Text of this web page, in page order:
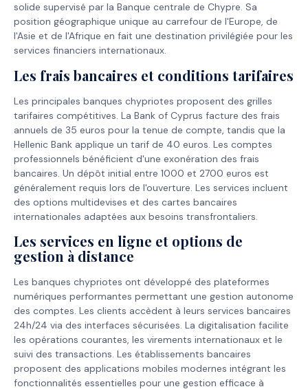
solide supervisé par la Banque centrale de Chypre. Sa
position géographique unique au carrefour de l'Europe, de
l'Asie et de l'Afrique en fait une destination privilégiée pour les
services financiers internationaux.
Les frais bancaires et conditions tarifaires
Les principales banques chypriotes proposent des grilles
tarifaires compétitives. La Bank of Cyprus facture des frais
annuels de 35 euros pour la tenue de compte, tandis que la
Hellenic Bank applique un tarif de 40 euros. Les comptes
professionnels bénéficient d'une exonération des frais
bancaires. Un dépôt initial entre 1000 et 2700 euros est
généralement requis lors de l'ouverture. Les services incluent
des options multidevises et des cartes bancaires
internationales adaptées aux besoins transfrontaliers.
Les services en ligne et options de
gestion à distance
Les banques chypriotes ont développé des plateformes
numériques performantes permettant une gestion autonome
des comptes. Les clients accèdent à leurs services bancaires
24h/24 via des interfaces sécurisées. La digitalisation facilite
les opérations courantes, les virements internationaux et le
suivi des transactions. Les établissements bancaires
proposent des applications mobiles modernes intégrant les
fonctionnalités essentielles pour une gestion efficace à